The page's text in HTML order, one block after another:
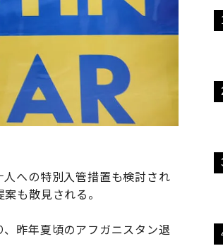
への特別入管措置も検討され
も散見される。
昨年夏頃のアフガニスタン退